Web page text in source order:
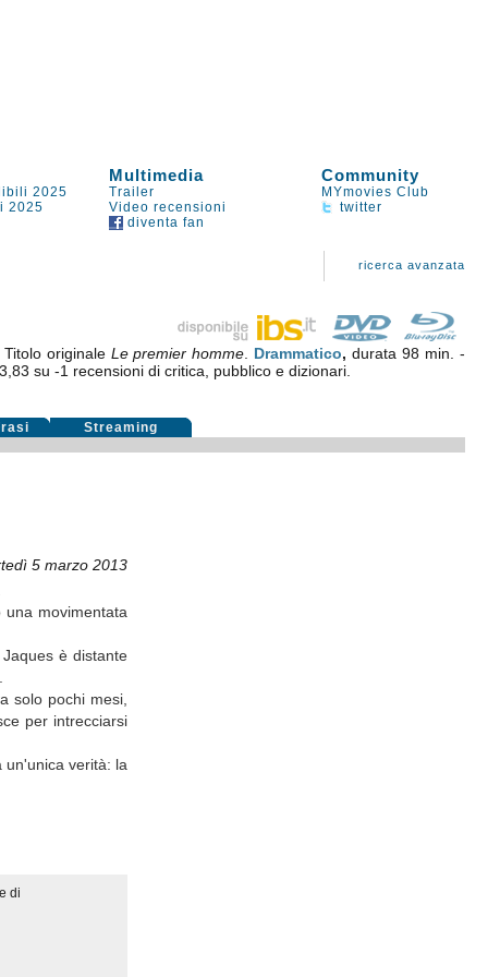
Multimedia Community
2025 Trailer
MYmovies Club
2025 Video recensioni
twitter
diventa fan
ricerca avanzata
Titolo originale Le premier homme Drammatico,durata 98 min. -
3,83 su -1 recensioni di critica, pubblico e dizionari.
Streaming
5 marzo 2013
movimentata
è distante
solo pochi mesi,
per intrecciarsi
verità: la
di